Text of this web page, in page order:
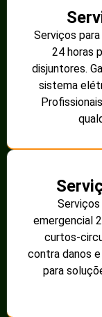
Serviços
24 horas
disjuntores.
sistema
emergencial
curtos-
contra danos
para